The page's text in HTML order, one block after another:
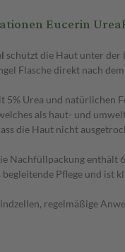
Eucerin
schützt die Haut unter der
Flasche direkt nach
5% Urea und
als haut- und
die Haut nicht
enthält
Pflege und ist
regelmäßige